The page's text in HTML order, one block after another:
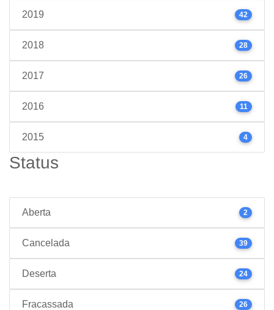
2019 42
2018 28
2017 26
2016 11
2015 4
Status
Aberta 2
Cancelada 39
Deserta 24
Fracassada 26